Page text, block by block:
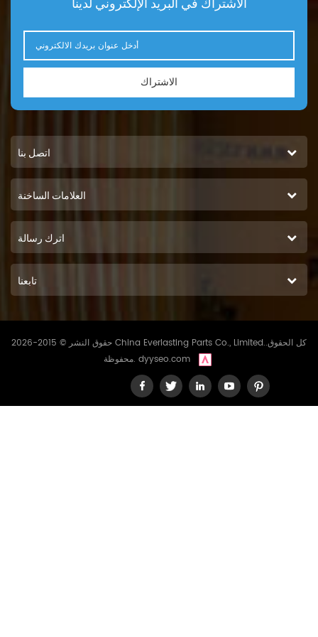
الاشتراك
اتصل بنا
العلامات الساخنة
اترك رسالة
تابعنا
حقوق النشر © 2015-2026 China Everlasting Parts Co., Limited..كل الحقوق
محفوظة. dyyseo.com